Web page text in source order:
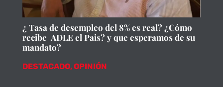
¿ Tasa de desempleo del 8% es real? ¿Cómo
recibe ADLE el Pais? y que esperamos de su
mandato?
DESTACADO,OPINIÓN